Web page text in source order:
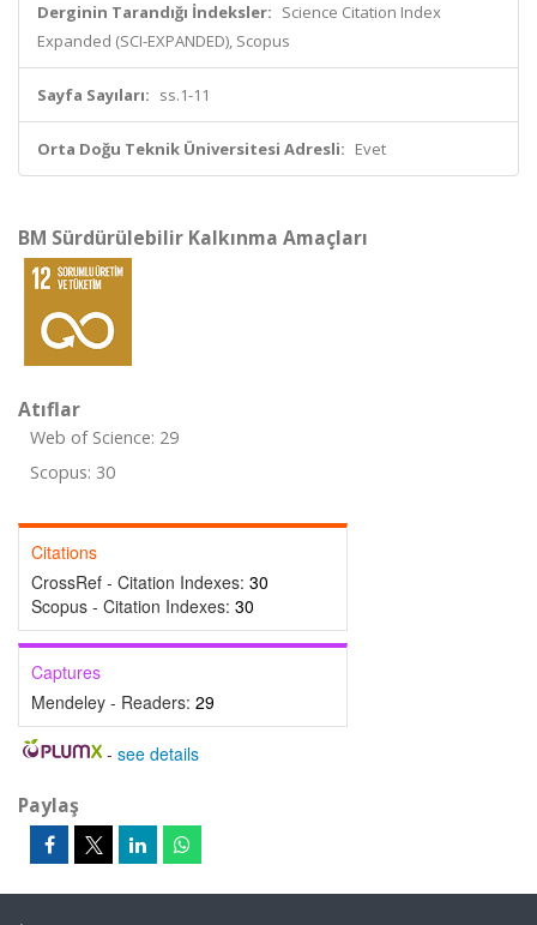
Derginin Tarandığı İndeksler: Science Citation Index
Expanded (SCI-EXPANDED), Scopus
Sayfa Sayıları: ss.1-11
Orta Doğu Teknik Üniversitesi Adresli: Evet
BM Sürdürülebilir Kalkınma Amaçları
Atıflar
Web of Science: 29
Scopus: 30
Citations
CrossRef - Citation Indexes: 30
Scopus - Citation Indexes: 30
Captures
Mendeley - Readers: 29
- see details
Paylaş